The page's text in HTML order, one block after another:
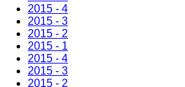
2015 - 4
2015 - 3
2015 - 2
2015 - 1
2015 - 4
2015 - 3
2015 - 2